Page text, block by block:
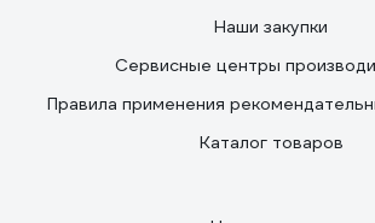
Наши закупки
Сервисные центры
Правила применения
Каталог товаров